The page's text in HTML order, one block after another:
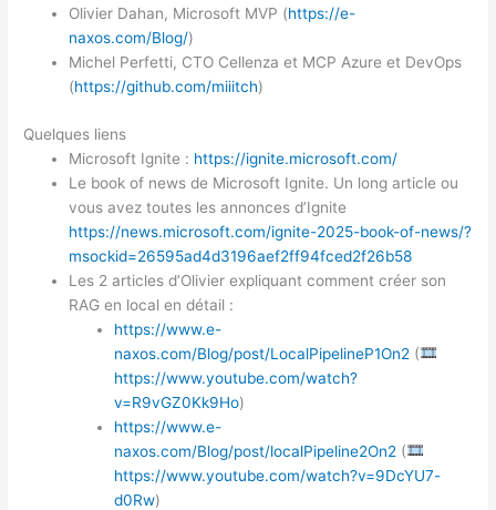
Olivier Dahan, Microsoft MVP (https://e-
naxos.com/Blog/)
Michel Perfetti, CTO Cellenza et MCP Azure et DevOps
(https://github.com/miiitch)
Quelques liens
Microsoft Ignite : https://ignite.microsoft.com/
Le book of news de Microsoft Ignite. Un long article ou
vous avez toutes les annonces d’Ignite
https://news.microsoft.com/ignite-2025-book-of-news/?
msockid=26595ad4d3196aef2ff94fced2f26b58
Les 2 articles d’Olivier expliquant comment créer son
RAG en local en détail :
https://www.e-
naxos.com/Blog/post/LocalPipelineP1On2 (
https://www.youtube.com/watch?
v=R9vGZ0Kk9Ho)
https://www.e-
naxos.com/Blog/post/localPipeline2On2 (
https://www.youtube.com/watch?v=9DcYU7-
d0Rw)